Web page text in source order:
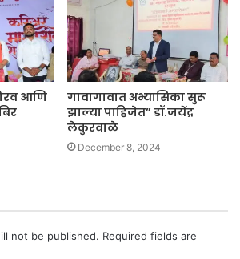
आणि
गावागावात अभ्यासिका सुरू
झाल्या पाहिजेत” डॉ.जयेंद्र
लेकुरवाळे
December 8, 2024
not be published. Required fields are